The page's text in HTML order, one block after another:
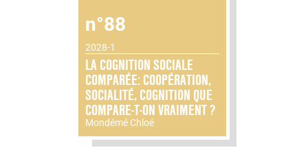
n°88
2028-1
LA COGNITION SOCIALE
COMPARÉE: COOPÉRATION,
SOCIALITÉ, COGNITION QUE
COMPARE-T-ON VRAIMENT ?
Mondémé Chloé